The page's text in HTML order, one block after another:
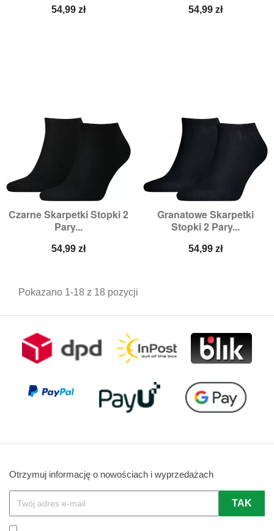
Cena
54,99 zł Cena
54,99 zł
Czarne Skarpetki Stopki 2
Pary...
Cena
54,99 zł
Granatowe Skarpetki
Stopki 2 Pary...
Cena
54,99 zł
Pokazano 1-18 z 18 pozycji
Otrzymuj informację o nowościach i wyprzedażach